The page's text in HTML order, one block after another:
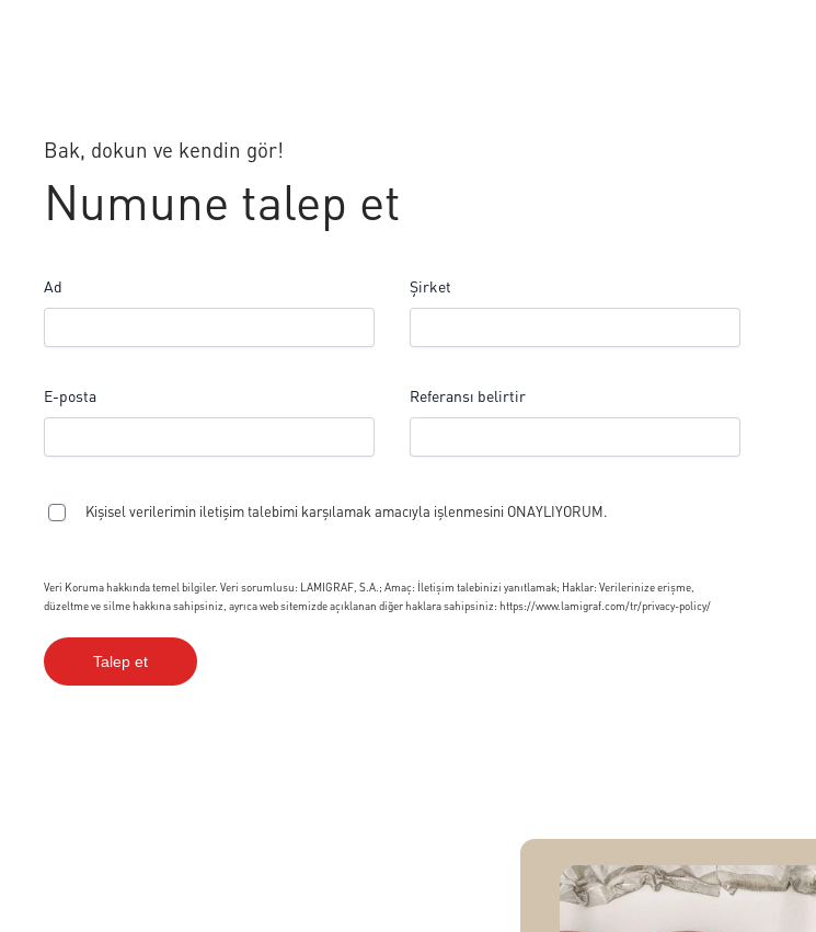
Bak, dokun ve kendin gör!
Numune talep et
Ad Şirket
E-posta Referansı belirtir
Kişisel verilerimin iletişim talebimi karşılamak amacıyla işlenmesini ONAYLIYORUM.
Veri Koruma hakkında temel bilgiler. Veri sorumlusu: LAMIGRAF, S.A.; Amaç: İletişim talebinizi yanıtlamak; Haklar: Verilerinize erişme,
düzeltme ve silme hakkına sahipsiniz, ayrıca web sitemizde açıklanan diğer haklara sahipsiniz: https://www.lamigraf.com/tr/privacy-policy/